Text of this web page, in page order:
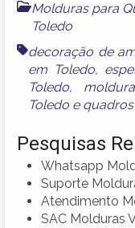
Molduras para
Toledo
decoração de
em Toledo,
Toledo,
Toledo e
Pesquisas
Whatsapp
Suporte
Atendimento
SAC Molduras